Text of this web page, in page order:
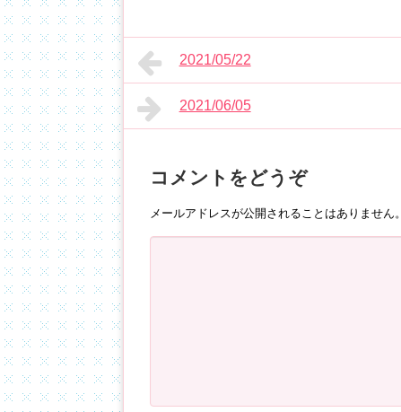
2021/05/22
2021/06/05
コメントをどうぞ
メールアドレスが公開されることはありません。